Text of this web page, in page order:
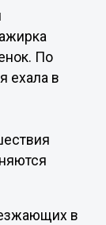
По
ехала в
в